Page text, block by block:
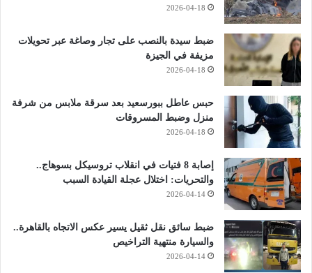
2026-04-18
ضبط سيدة بالنصب على تجار وصاغة عبر تحويلات
مزيفة في الجيزة
2026-04-18
حبس عاطل ببورسعيد بعد سرقة ملابس من شرفة
منزل وضبط المسروقات
2026-04-18
إصابة 8 فتيات في انقلاب تروسيكل بسوهاج..
والتحريات: اختلال عجلة القيادة السبب
2026-04-14
ضبط سائق نقل ثقيل يسير عكس الاتجاه بالقاهرة..
والسيارة منتهية التراخيص
2026-04-14